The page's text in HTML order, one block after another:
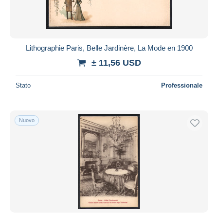
Lithographie Paris, Belle Jardinère, La Mode en 1900
± 11,56 USD
Stato Professionale
Nuovo